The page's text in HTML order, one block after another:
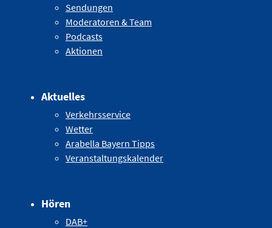
Sendungen
Moderatoren & Team
Podcasts
Aktionen
Aktuelles
Verkehrsservice
Wetter
Arabella Bayern Tipps
Veranstaltungskalender
Hören
DAB+